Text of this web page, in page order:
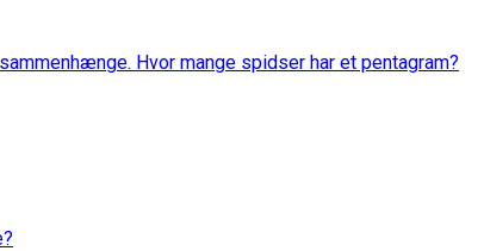
Hvor mange spidser har et pentagram?